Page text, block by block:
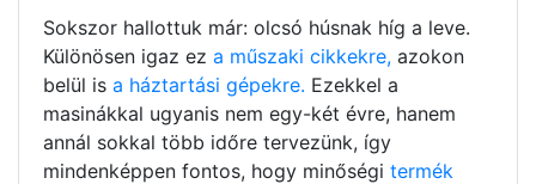
Sokszor hallottuk már: olcsó húsnak híg a leve.
Különösen igaz ez a műszaki cikkekre, azokon
belül is a háztartási gépekre. Ezekkel a
masinákkal ugyanis nem egy-két évre, hanem
annál sokkal több időre tervezünk, így
mindenképpen fontos, hogy minőségi termék